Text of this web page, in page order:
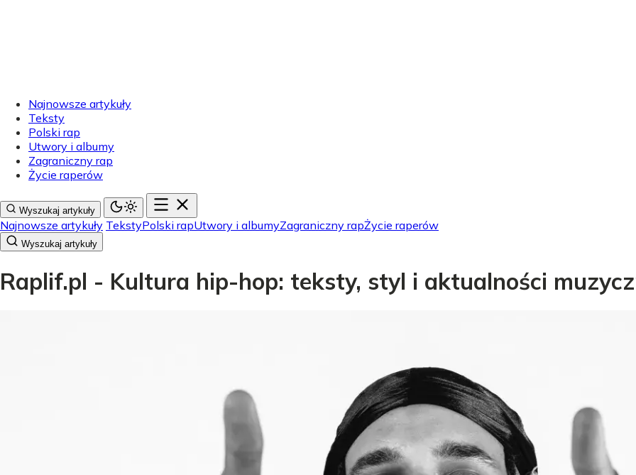
Najnowsze artykuły
Teksty
Polski rap
Utwory i albumy
Zagraniczny rap
Życie raperów
Wyszukaj artykuły
Najnowsze artykuły TekstyPolski rapUtwory i albumyZagraniczny rapŻycie raperów
Wyszukaj artykuły
Raplif.pl - Kultura hip-hop: teksty, styl i aktualności